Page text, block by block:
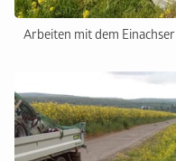
Arbeiten mit dem Einachser